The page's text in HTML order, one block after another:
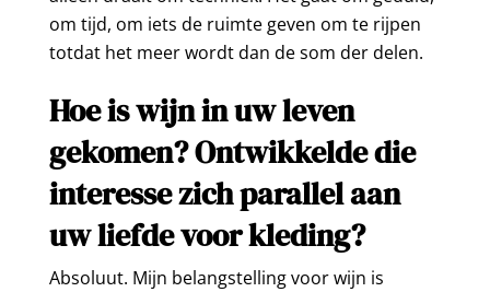
om tijd, om iets de ruimte geven om te rijpen
totdat het meer wordt dan de som der delen.
Hoe is wijn in uw leven
gekomen? Ontwikkelde die
interesse zich parallel aan
uw liefde voor kleding?
Absoluut. Mijn belangstelling voor wijn is